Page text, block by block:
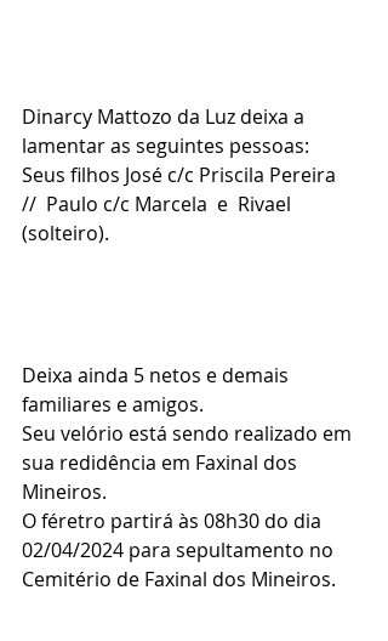
Dinarcy Mattozo da Luz deixa a
lamentar as seguintes pessoas:
Seus filhos José c/c Priscila Pereira
//  Paulo c/c Marcela  e  Rivael
(solteiro).
Deixa ainda 5 netos e demais
familiares e amigos.
Seu velório está sendo realizado em
sua redidência em Faxinal dos
Mineiros.
O féretro partirá às 08h30 do dia
02/04/2024 para sepultamento no
Cemitério de Faxinal dos Mineiros.